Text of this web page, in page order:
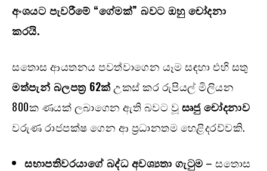
අංශයට පැවරීමේ “ගේමක්” බවට ඔහු චෝදනා
කරයි.
සතොස ආයතනය පවත්වාගෙන යෑම සඳහා එහි සතු
මත්පැන් බලපත්‍ර 62ක්උකස් කර රුපියල් මිලියන
800ක ණයක් ලබාගෙන ඇති බවට වූසෘජු චෝදනාව
වරුණ රාජපක්ෂ ගෙන ආ ප්‍රධානතම හෙළිදරව්වකි.
සභාපතිවරයාගේ බද්ධ අවශ්‍යතා ගැටුම – සතොස